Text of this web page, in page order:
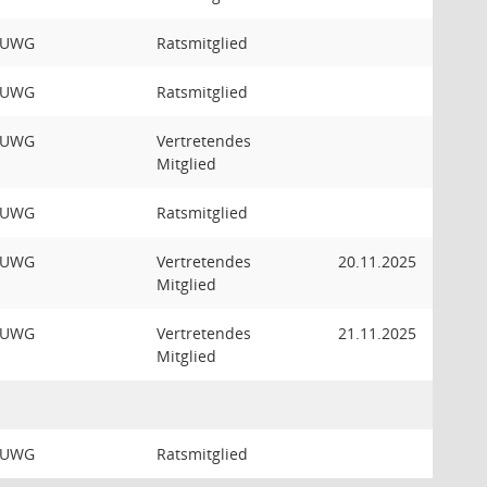
UWG Ratsmitglied
UWG Ratsmitglied
UWG
Vertretendes
Mitglied
UWG Ratsmitglied
UWG
Vertretendes
Mitglied
20.11.2025
UWG
Vertretendes
Mitglied
21.11.2025
UWG Ratsmitglied